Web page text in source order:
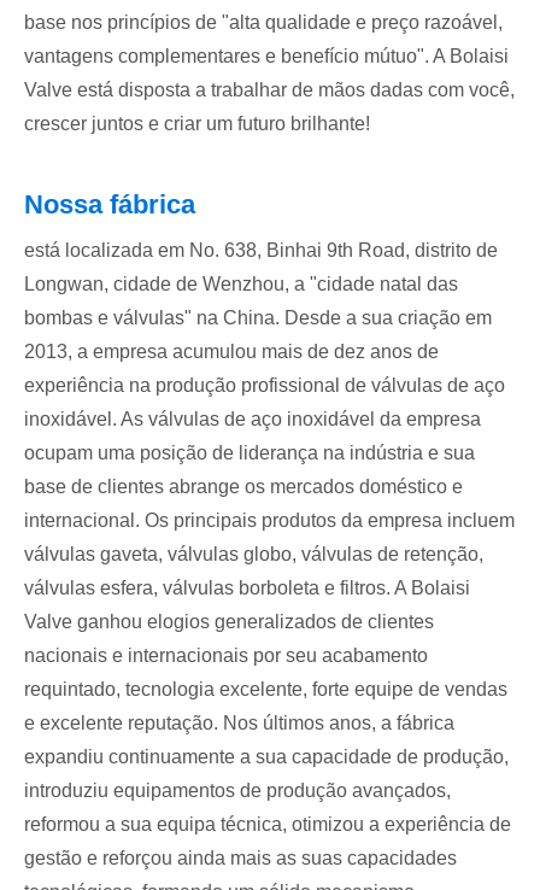
base nos princípios de "alta qualidade e preço razoável,
vantagens complementares e benefício mútuo". A Bolaisi
Valve está disposta a trabalhar de mãos dadas com você,
crescer juntos e criar um futuro brilhante!
Nossa fábrica
está localizada em No. 638, Binhai 9th Road, distrito de
Longwan, cidade de Wenzhou, a "cidade natal das
bombas e válvulas" na China. Desde a sua criação em
2013, a empresa acumulou mais de dez anos de
experiência na produção profissional de válvulas de aço
inoxidável. As válvulas de aço inoxidável da empresa
ocupam uma posição de liderança na indústria e sua
base de clientes abrange os mercados doméstico e
internacional. Os principais produtos da empresa incluem
válvulas gaveta, válvulas globo, válvulas de retenção,
válvulas esfera, válvulas borboleta e filtros. A Bolaisi
Valve ganhou elogios generalizados de clientes
nacionais e internacionais por seu acabamento
requintado, tecnologia excelente, forte equipe de vendas
e excelente reputação. Nos últimos anos, a fábrica
expandiu continuamente a sua capacidade de produção,
introduziu equipamentos de produção avançados,
reformou a sua equipa técnica, otimizou a experiência de
gestão e reforçou ainda mais as suas capacidades